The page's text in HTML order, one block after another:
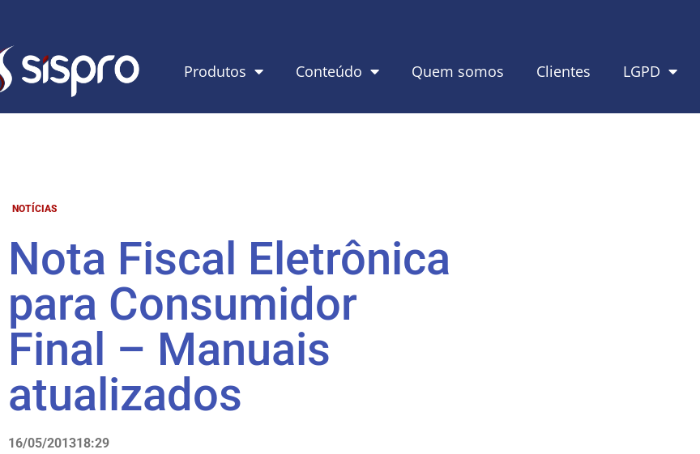
Produtos Conteúdo Quem somos Clientes LGPD
NOTÍCIAS
Nota Fiscal Eletrônica
para Consumidor
Final – Manuais
atualizados
16/05/201318:29